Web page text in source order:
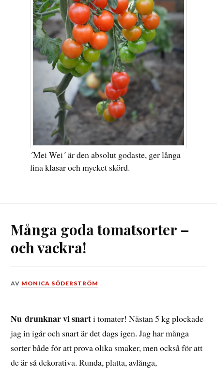
´Mei Wei´ är den absolut godaste, ger långa
fina klasar och mycket skörd.
Många goda tomatsorter –
och vackra!
DEN
2018
AV MONICA SÖDERSTRÖM
Nu drunknar vi snarti tomater! Nästan 5 kg plockade
jag in igår och snart är det dags igen. Jag har många
sorter både för att prova olika smaker, men också för att
de är så dekorativa. Runda, platta, avlånga,